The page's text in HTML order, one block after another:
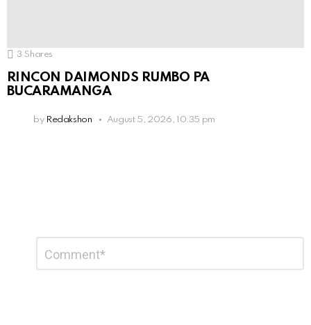
3 Shares
RINCON DAIMONDS RUMBO PA
BUCARAMANGA
by Redakshon August 5, 2026, 10:35 pm
Reply